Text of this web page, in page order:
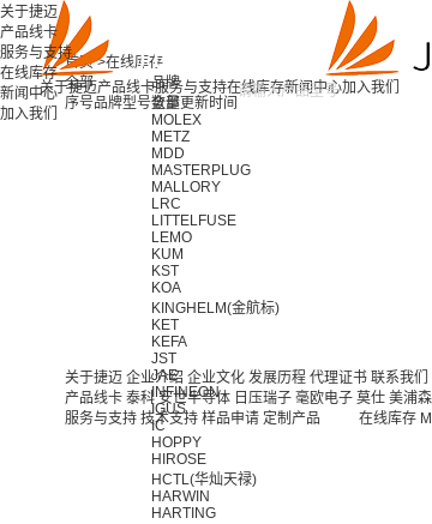
关于捷迈产品线卡服务与支持在线库存新闻中心加入我们
关于捷迈
产品线卡
服务与支持
在线库存
新闻中心
加入我们
首页 >在线库存
全部
品牌
全部
MOLEX
METZ
MDD
MASTERPLUG
MALLORY
LRC
LITTELFUSE
LEMO
KUM
KST
KOA
KINGHELM(金航标)
KET
KEFA
JST
JAE
INFINEON
IGUS
IC
HOPPY
HIROSE
HCTL(华灿天禄)
HARWIN
HARTING
序号品牌型号数量更新时间
关于捷迈 企业介绍 企业文化 发展历程 代理证书 联系我们
产品线卡 泰科 安世半导体 日压瑞子 毫欧电子 莫仕 美浦
服务与支持 技术支持 样品申请 定制产品 在线库存